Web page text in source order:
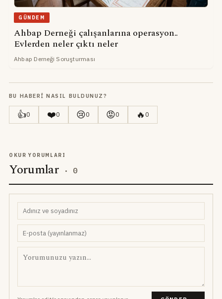
GÜNDEM
Ahbap Derneği çalışanlarına operasyon..
Evlerden neler çıktı neler
Ahbap Derneği Soruşturması
BU HABERI NASIL BULDUNUZ?
👍0 ❤️0 😢0 😡0 🔥0
OKUR YORUMLARI
Yorumlar · 0